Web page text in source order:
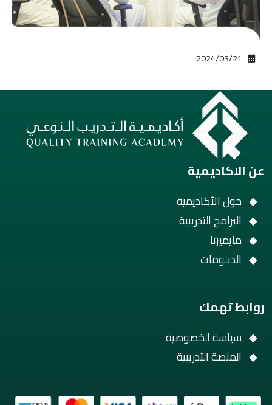
عن الاكاديمية
حول الأكاديمية
البرامج التدريبية
مايميزنا
الدبلومات
روابط تهمك
سياسة الخصوصية
المنصة التدريبية